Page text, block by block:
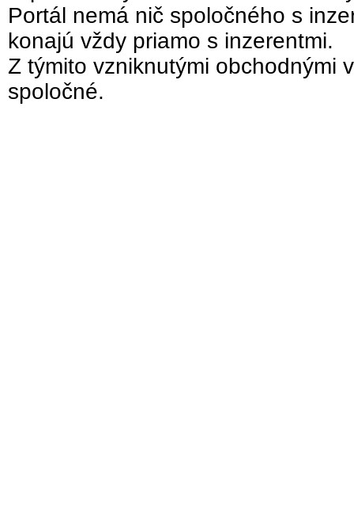
Portál nemá nič spoločného s
konajú vždy priamo s inzerentmi.
Z týmito vzniknutými obchodnými
spoločné.